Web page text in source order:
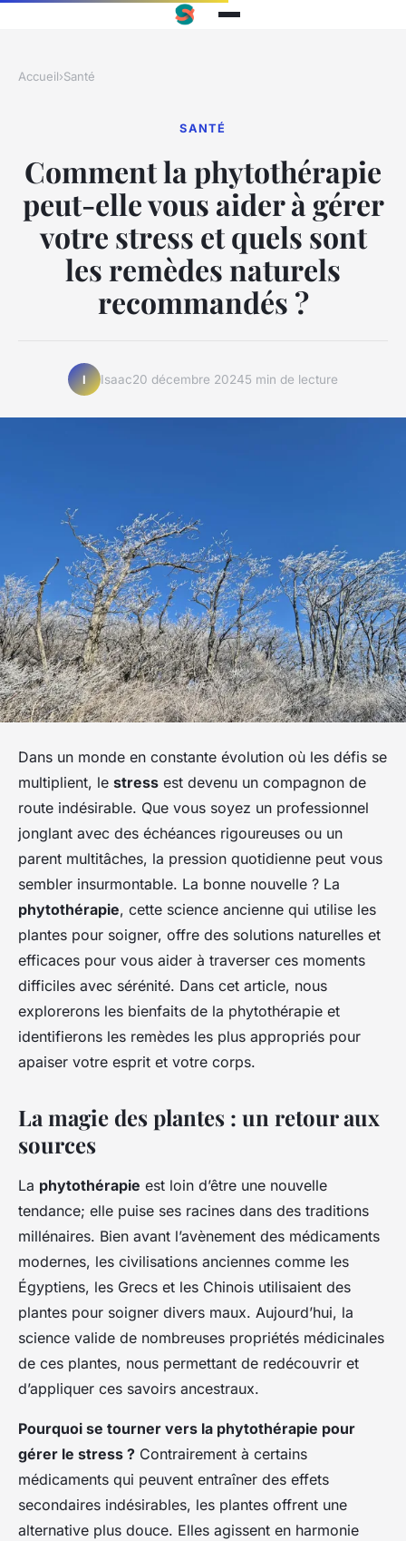
Accueil›Santé
SANTÉ
Comment la phytothérapie
peut-elle vous aider à gérer
votre stress et quels sont
les remèdes naturels
recommandés ?
I Isaac20 décembre 20245 min de lecture
Dans un monde en constante évolution où les défis se
multiplient, le stress est devenu un compagnon de
route indésirable. Que vous soyez un professionnel
jonglant avec des échéances rigoureuses ou un
parent multitâches, la pression quotidienne peut vous
sembler insurmontable. La bonne nouvelle ? La
phytothérapie, cette science ancienne qui utilise les
plantes pour soigner, offre des solutions naturelles et
efficaces pour vous aider à traverser ces moments
difficiles avec sérénité. Dans cet article, nous
explorerons les bienfaits de la phytothérapie et
identifierons les remèdes les plus appropriés pour
apaiser votre esprit et votre corps.
La magie des plantes : un retour aux
sources
La phytothérapie est loin d’être une nouvelle
tendance; elle puise ses racines dans des traditions
millénaires. Bien avant l’avènement des médicaments
modernes, les civilisations anciennes comme les
Égyptiens, les Grecs et les Chinois utilisaient des
plantes pour soigner divers maux. Aujourd’hui, la
science valide de nombreuses propriétés médicinales
de ces plantes, nous permettant de redécouvrir et
d’appliquer ces savoirs ancestraux.
Pourquoi se tourner vers la phytothérapie pour
gérer le stress ? Contrairement à certains
médicaments qui peuvent entraîner des effets
secondaires indésirables, les plantes offrent une
alternative plus douce. Elles agissent en harmonie